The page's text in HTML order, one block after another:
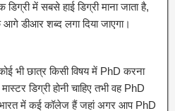
में सबसे हाई डिग्री माना जाता है,
डीआर शब्द लगा दिया जाएगा।
भी छात्र किसी विषय में PhD करना
डिग्री होनी चाहिए तभी वह PhD
भारत में कई कॉलेज हैं जहां अगर आप PhD